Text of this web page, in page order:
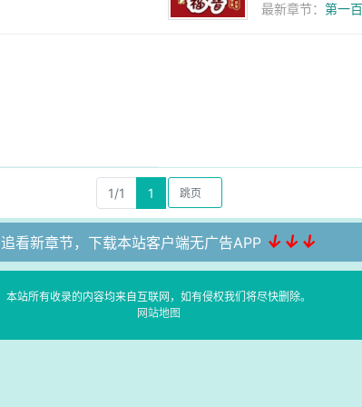
最新章节： 第一
1/1 1
追看新章节，下载本站客户端无广告APP ↓↓↓
本站所有收录的内容均来自互联网，如有侵权我们将尽快删除。
网站地图